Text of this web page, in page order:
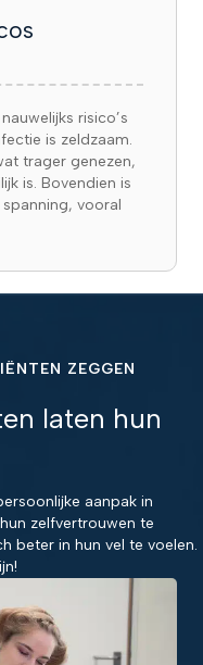
risico’s
is zeldzaam.
trager genezen,
is. Bovendien is
vooral
ZEGGEN
laten hun
aanpak in
zelfvertrouwen te
beter in hun vel te voelen.